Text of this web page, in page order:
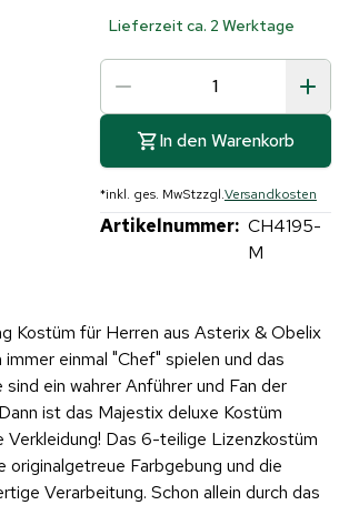
Lieferzeit ca. 2 Werktage
In den Warenkorb
*inkl. ges. MwStzzgl.Versandkosten
Artikelnummer: CH4195-
M
Kostüm für Herren aus Asterix & Obelix
einmal "Chef" spielen und das
sind ein wahrer Anführer und Fan der
ist das Majestix deluxe Kostüm
Verkleidung! Das 6-teilige Lizenzkostüm
originalgetreue Farbgebung und die
Verarbeitung. Schon allein durch das